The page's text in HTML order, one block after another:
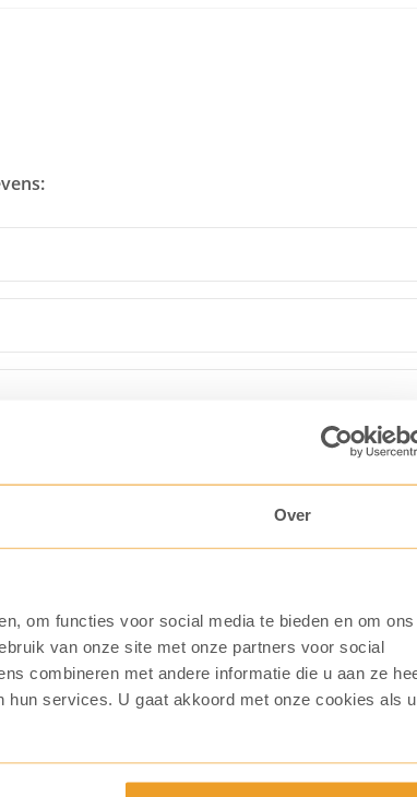
Over
om functies voor social media te bieden en om ons
van onze site met onze partners voor social
combineren met andere informatie die u aan ze
services. U gaat akkoord met onze cookies als u